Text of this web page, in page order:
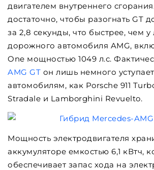
двигателем внутреннего
достаточно, чтобы разогнать GT
за 2,8 секунды, что быстрее, чем у
дорожного автомобиля AMG,
One мощностью 1049 л.с.
AMG GT он лишь немного
автомобилям, как Porsche 911
Stradale и Lamborghini Revuelto.
Мощность электродвигателя
аккумуляторе емкостью 6,1 кВтч,
обеспечивает запас хода на